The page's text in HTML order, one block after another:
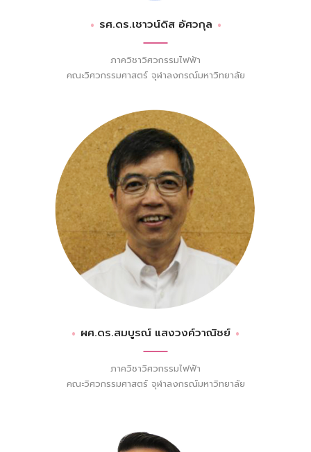
รศ.ดร.เชาวน์ดิส อัศวกุล
ภาควิชาวิศวกรรมไฟฟ้า
คณะวิศวกรรมศาสตร์ จุฬาลงกรณ์มหาวิทยาลัย
ผศ.ดร.สมบูรณ์ แสงวงค์วาณิชย์
ภาควิชาวิศวกรรมไฟฟ้า
คณะวิศวกรรมศาสตร์ จุฬาลงกรณ์มหาวิทยาลัย